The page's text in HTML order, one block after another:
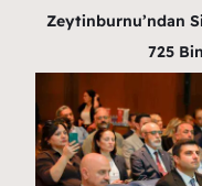
Zeytinburnu’ndan
725